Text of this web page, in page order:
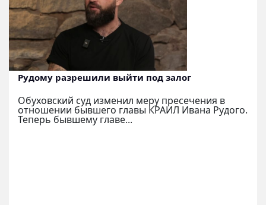
Рудому разрешили выйти под залог
Обуховский суд изменил меру пресечения в
отношении бывшего главы КРАИЛ Ивана Рудого.
Теперь бывшему главе...